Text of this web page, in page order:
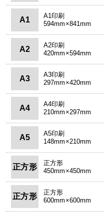
A1
A1印刷
594mm×841mm
A2
A2印刷
420mm×594mm
A3
A3印刷
297mm×420mm
A4
A4印刷
210mm×297mm
A5
A5印刷
148mm×210mm
正方形
正方形
450mm×450mm
正方形
正方形
600mm×600mm